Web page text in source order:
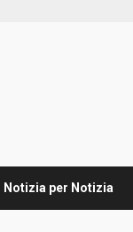
Notizia per Notizia